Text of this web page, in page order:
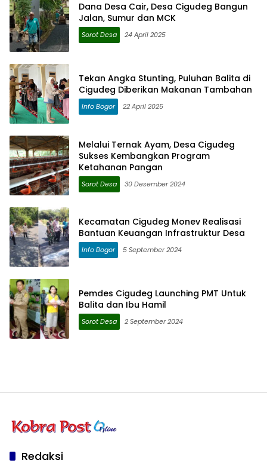
Dana Desa Cair, Desa Cigudeg Bangun
Jalan, Sumur dan MCK
Sorot Desa 24 April 2025
Tekan Angka Stunting, Puluhan Balita di
Cigudeg Diberikan Makanan Tambahan
Info Bogor 22 April 2025
Melalui Ternak Ayam, Desa Cigudeg
Sukses Kembangkan Program
Ketahanan Pangan
Sorot Desa 30 Desember 2024
Kecamatan Cigudeg Monev Realisasi
Bantuan Keuangan Infrastruktur Desa
Info Bogor 5 September 2024
Pemdes Cigudeg Launching PMT Untuk
Balita dan Ibu Hamil
Sorot Desa 2 September 2024
Redaksi